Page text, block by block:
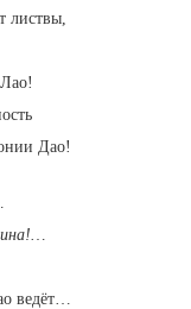
листвы,
Дао!
ведёт…